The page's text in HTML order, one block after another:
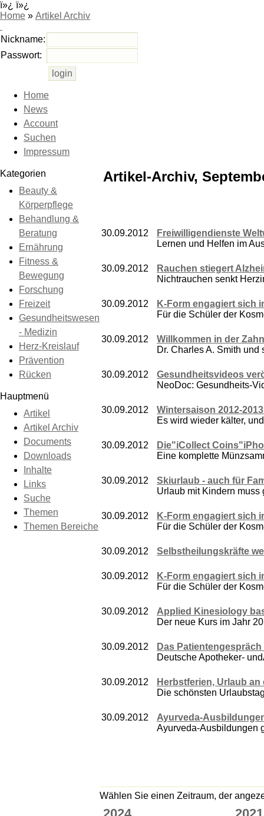
ï»¿ ï»¿
Home » Artikel Archiv
Nickname:
Passwort:
Home
News
Account
Suchen
Impressum
Kategorien
Beauty &
Körperpflege
Behandlung &
Beratung
Ernährung
Fitness &
Bewegung
Forschung
Freizeit
Gesundheitswesen
- Medizin
Herz-Kreislauf
Prävention
Rücken
Hauptmenü
Artikel
Artikel Archiv
Documents
Downloads
Inhalte
Links
Suche
Themen
Themen Bereiche
Artikel-Archiv,
30.09.2012
Freiwilligendienste
Lernen und Helfen im
30.09.2012
Rauchen stiegert
Nichtrauchen senkt
30.09.2012
K-Form engagiert sich
Für die Schüler der
30.09.2012
Willkommen in der
Dr. Charles A. Smith
30.09.2012
Gesundheitsvideos
NeoDoc: Gesundheits-
30.09.2012
Wintersaison 2012-
Es wird wieder kälter,
30.09.2012
Die"iCollect
Eine komplette
30.09.2012
Skiurlaub - auch für
Urlaub mit Kindern muss
30.09.2012
K-Form engagiert sich
Für die Schüler der
30.09.2012 Selbstheilungskräfte
30.09.2012
K-Form engagiert sich
Für die Schüler der
30.09.2012
Applied Kinesiology
Der neue Kurs im Jahr
30.09.2012
Das
Deutsche Apotheker-
30.09.2012
Herbstferien, Urlaub an
Die schönsten
30.09.2012
Ayurveda-
Ayurveda-Ausbildungen
Wählen Sie einen Zeitraum, der